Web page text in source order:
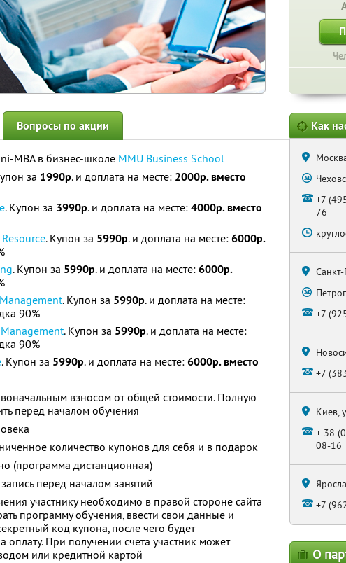
Вопросы по акции
MBA в бизнес-школе MMU Business School
за 1990р. и доплата на месте: 2000р. вместо
. Купон за 3990р. и доплата на месте: 4000р. вместо
. Купон за 5990р. и доплата на месте: 6000р.
. Купон за 5990р. и доплата на месте: 6000р.
. Купон за 5990р. и доплата на месте:
90%
. Купон за 5990р. и доплата на месте:
90%
. Купон за 5990р. и доплата на месте: 6000р. вместо
взносом от общей стоимости. Полную
перед началом обучения
количество купонов для себя и в подарок
(программа дистанционная)
перед началом занятий
участнику необходимо в правой стороне сайта
программу обучения, ввести свои данные и
код купона, после чего будет
При получении счета участник может
или кредитной картой
Как
+7
76
+7
+7
Киев,
+ 38
08-16
+7
О